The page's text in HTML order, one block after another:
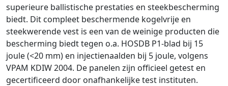
superieure ballistische prestaties en steekbescherming
biedt. Dit compleet beschermende kogelvrije en
steekwerende vest is een van de weinige producten die
bescherming biedt tegen o.a. HOSDB P1-blad bij 15
joule (<20 mm) en injectienaalden bij 5 joule, volgens
VPAM KDIW 2004. De panelen zijn officieel getest en
gecertificeerd door onafhankelijke test instituten.